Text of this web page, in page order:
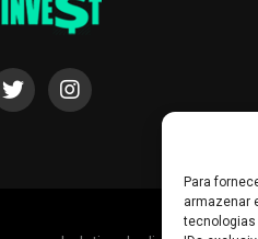
Para
armazenar
tecnologias